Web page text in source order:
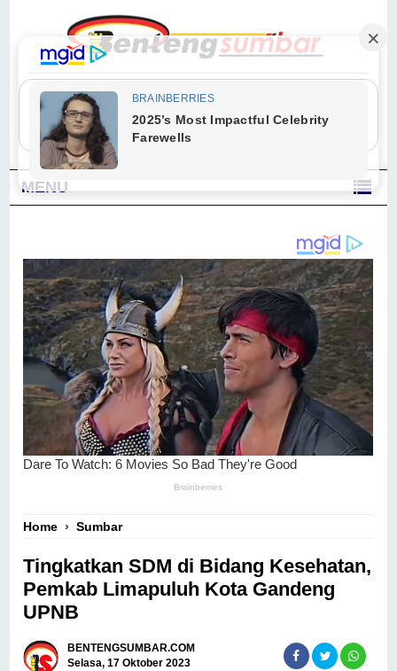
"Sesungguhnya Allah dan para malaikat-Nya berselawat untuk Nabi.
Wahai orang-orang yang beriman, berselawatlah kamu untuk Nabi dan
ucapkanlah salam dengan penuh penghormatan kepadanya." (Qs. Al
Ahzab Ayat 56)
MENU
Home ›Sumbar
Tingkatkan SDM di Bidang Kesehatan,
Pemkab Limapuluh Kota Gandeng
UPNB
BENTENGSUMBAR.COM
Selasa, 17 Oktober 2023